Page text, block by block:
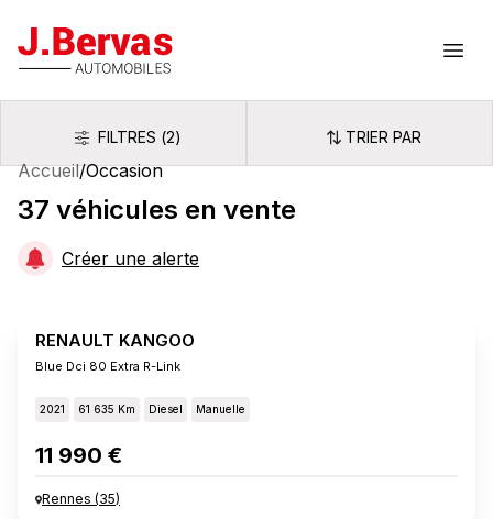
J.Bervas
FiltresFILTRES (2) Trier par
TRIER PAR
Accueil/Occasion
37 véhicules en vente
Créer une alerte
RENAULT KANGOO
Blue Dci 80 Extra R-Link
2021 61 635 Km Diesel Manuelle
11 990 €
Rennes (35)